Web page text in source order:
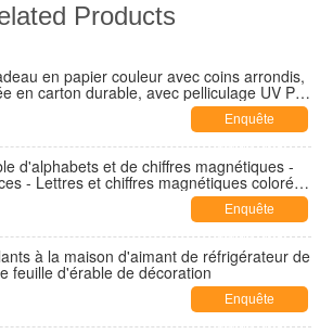
Products
en papier couleur avec coins arrondis,
en carton durable, avec pelliculage UV PP
personnalisée pour les besoins d'emballage
Enquête
maintenant
d'alphabets et de chiffres magnétiques -
- Lettres et chiffres magnétiques colorés
- Apprentissage éducatif et jeu créatif
Enquête
maintenant
à la maison d'aimant de réfrigérateur de
feuille d'érable de décoration
Enquête
maintenant